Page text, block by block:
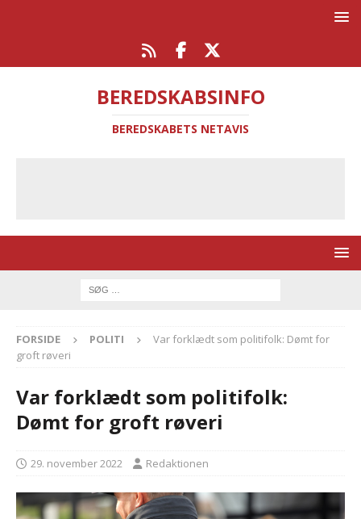
BEREDSKABSINFO
BEREDSKABETS NETAVIS
FORSIDE POLITI
Var forklædt som politifolk: Dømt for
groft røveri
Var forklædt som politifolk:
Dømt for groft røveri
29. november 2022 Redaktionen